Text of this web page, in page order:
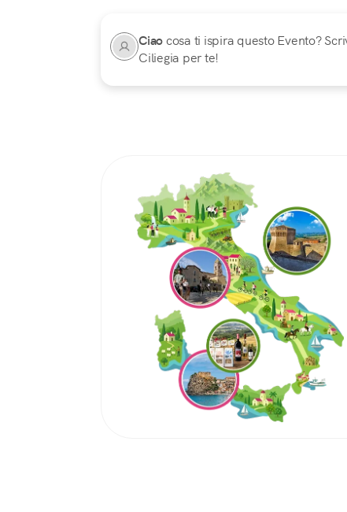
Ciaocosa ti ispira questo Evento?
Ciliegia per te!